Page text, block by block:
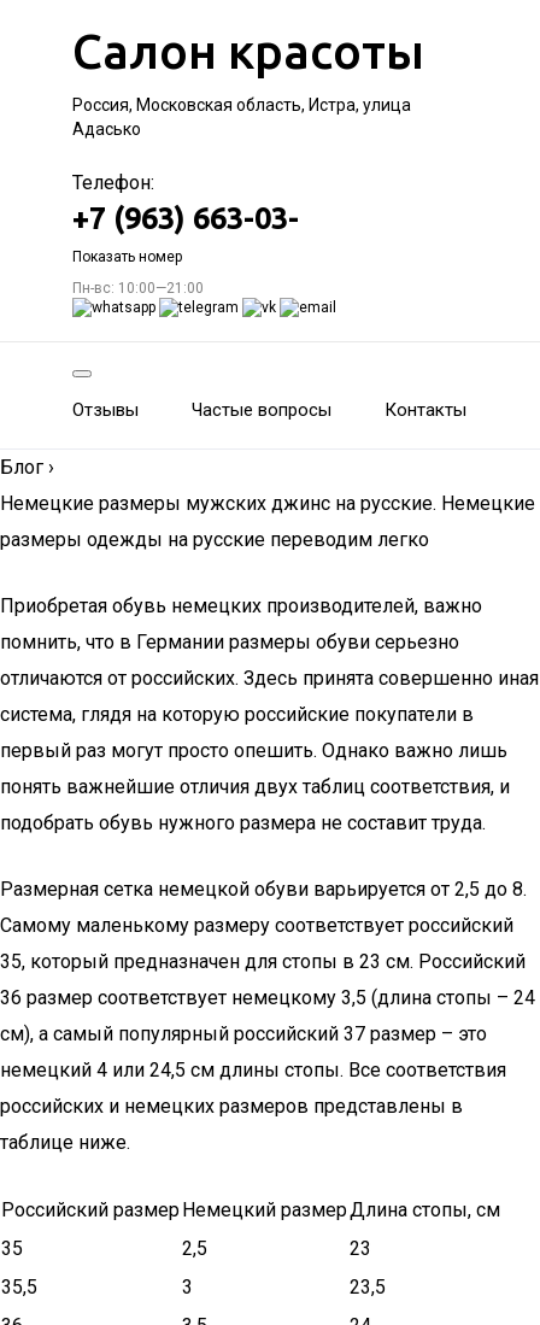
Салон красоты
Россия, Московская область, Истра, улица
Адасько
Телефон:
+7 (963) 663-03-
Показать номер
Пн-вс: 10:00—21:00
Отзывы Частые вопросы Контакты
Блог ›
Немецкие размеры мужских джинс на русские. Немецкие
размеры одежды на русские переводим легко
Приобретая обувь немецких производителей, важно
помнить, что в Германии размеры обуви серьезно
отличаются от российских. Здесь принята совершенно иная
система, глядя на которую российские покупатели в
первый раз могут просто опешить. Однако важно лишь
понять важнейшие отличия двух таблиц соответствия, и
подобрать обувь нужного размера не составит труда.
Размерная сетка немецкой обуви варьируется от 2,5 до 8.
Самому маленькому размеру соответствует российский
35, который предназначен для стопы в 23 см. Российский
36 размер соответствует немецкому 3,5 (длина стопы – 24
см), а самый популярный российский 37 размер – это
немецкий 4 или 24,5 см длины стопы. Все соответствия
российских и немецких размеров представлены в
таблице ниже.
Российский размерНемецкий размерДлина стопы, см
35
2,5
23
35,5
3
23,5